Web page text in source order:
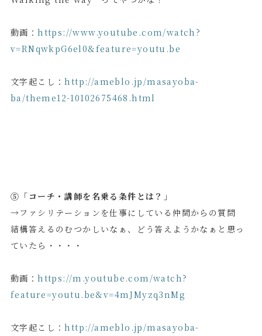
動画：https://www.youtube.com/watch?
v=RNqwkpG6el0&feature=youtu.be
文字起こし：http://ameblo.jp/masayoba-
ba/theme12-10102675468.html
⑤「コーチ・講師を名乗る条件とは？」
→ファシリテーションを仕事にしている仲間からの質問
結構答えるのむつかしいなぁ、どう答えようかなぁと思っ
ていたら・・・・
動画：https://m.youtube.com/watch?
feature=youtu.be&v=4mJMyzq3nMg
文字起こし：http://ameblo.jp/masayoba-